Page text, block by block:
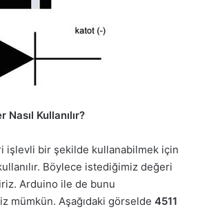
Kullanılır?
işlevli bir şekilde kullanabilmek için
Böylece istediğimiz değeri
Arduino ile de bunu
mümkün. Aşağıdaki görselde 4511